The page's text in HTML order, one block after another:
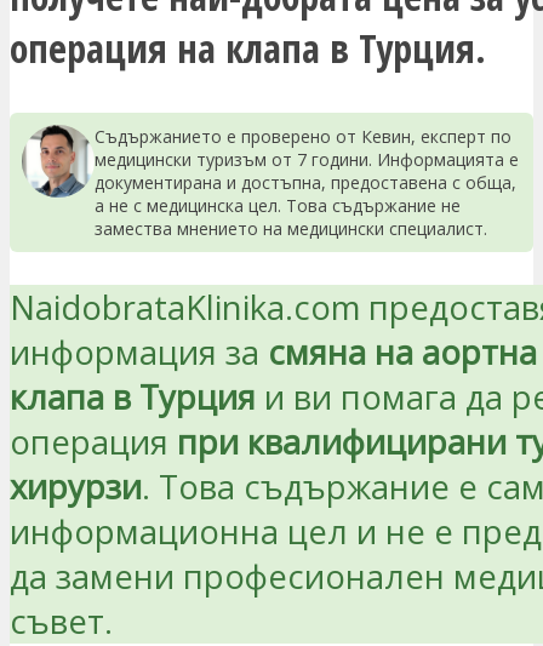
операция на клапа в Турция.
Съдържанието е проверено от Кевин, експерт по
медицински туризъм от 7 години. Информацията е
документирана и достъпна, предоставена с обща,
а не с медицинска цел. Това съдържание не
замества мнението на медицински специалист.
NaidobrataKlinika.com
информация за смяна на
клапа в Турция и ви помага да
операция при квалифицирани
хирурзи. Това съдържание е
информационна цел и не е
да замени професионален
съвет.